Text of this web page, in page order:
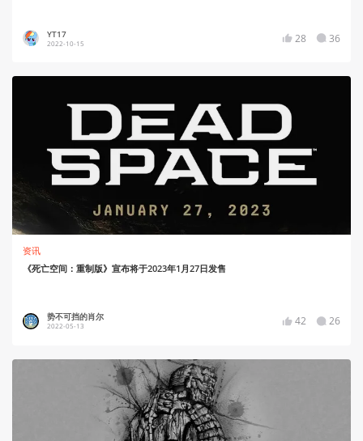
YT17
2022-10-15 28 36
资讯
《死亡空间：重制版》宣布将于2023年1月27日发售
势不可挡的肖尔
2022-05-13 42 26